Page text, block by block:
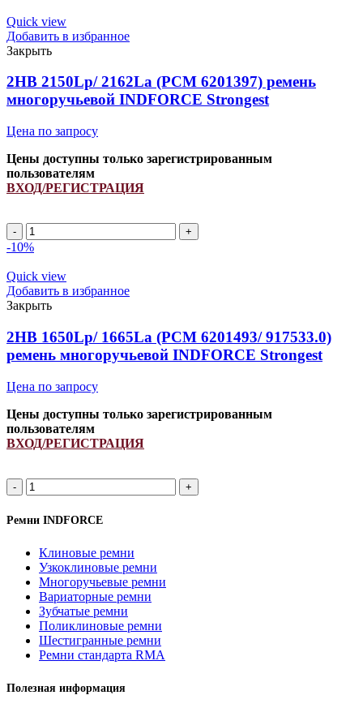
(PCM
6201527)
ремень
многоручьевой
INDFORCE
Strongest
quantity
Quick view
Добавить в избранное
Закрыть
2HB 2150Lp/ 2162La (PCM 6201397) ремень
многоручьевой INDFORCE Strongest
Цена по запросу
Цены доступны только зарегистрированным
пользователям
ВХОД/РЕГИСТРАЦИЯ
2HB
2150Lp/
(PCM
6201397)
ремень
многоручьевой
INDFORCE
Strongest
quantity
-10%
Quick view
Добавить в избранное
Закрыть
2HB 1650Lp/ 1665La (PCM 6201493/ 917533.0)
ремень многоручьевой INDFORCE Strongest
Цена по запросу
Цены доступны только зарегистрированным
пользователям
ВХОД/РЕГИСТРАЦИЯ
2HB
1650Lp/
1665La
(PCM
917533.0)
ремень
многоручьевой
INDFORCE
Strongest
quantity
Ремни INDFORCE
Клиновые ремни
Узкоклиновые ремни
Многоручьевые ремни
Вариаторные ремни
Зубчатые ремни
Поликлиновые ремни
Шестигранные ремни
Ремни стандарта RMA
Полезная информация